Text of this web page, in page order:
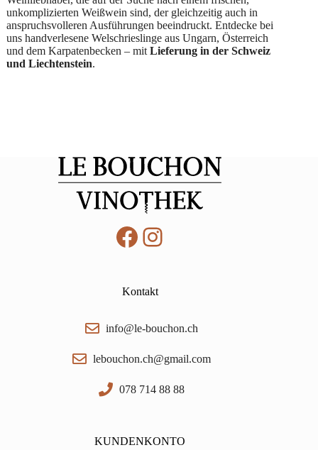
unkomplizierten Weißwein sind, der gleichzeitig auch in
anspruchsvolleren Ausführungen beeindruckt. Entdecke bei
uns handverlesene Welschrieslinge aus Ungarn, Österreich
und dem Karpatenbecken – mit Lieferung in der Schweiz
und Liechtenstein.
Facebook
Instagram
Kontakt
info@le-bouchon.ch
lebouchon.ch@gmail.com
078 714 88 88
KUNDENKONTO